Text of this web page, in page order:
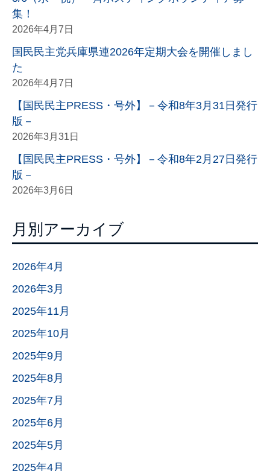
集！
2026年4月7日
国民民主党兵庫県連2026年定期大会を開催しまし
た
2026年4月7日
【国民民主PRESS・号外】－令和8年3月31日発行
版－
2026年3月31日
【国民民主PRESS・号外】－令和8年2月27日発行
版－
2026年3月6日
月別アーカイブ
2026年4月
2026年3月
2025年11月
2025年10月
2025年9月
2025年8月
2025年7月
2025年6月
2025年5月
2025年4月